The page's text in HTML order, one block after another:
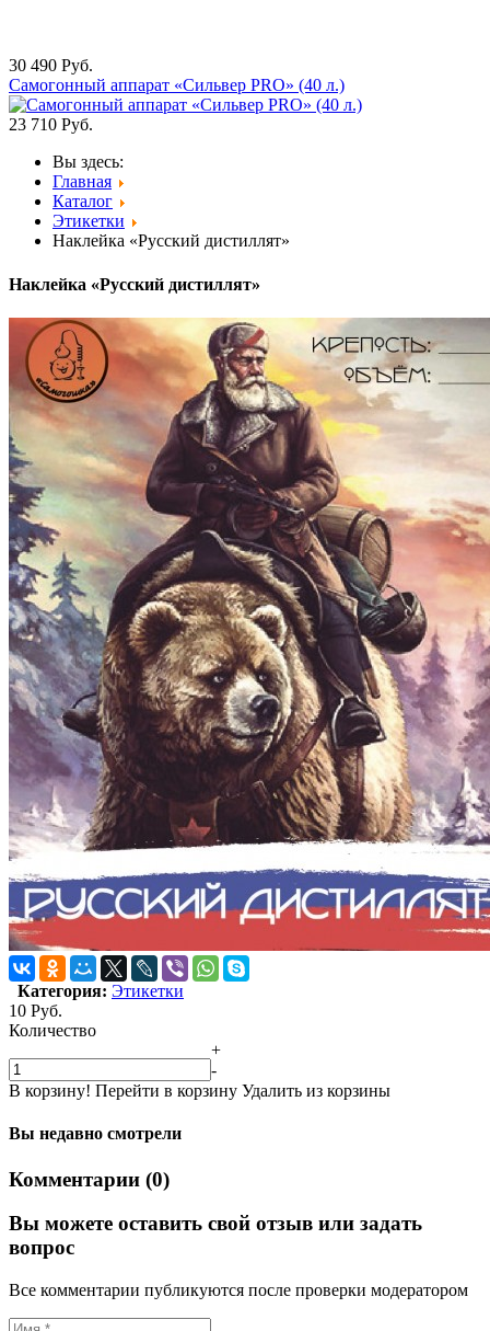
30 490 Руб.
Самогонный аппарат «Сильвер PRO» (40 л.)
23 710 Руб.
Вы здесь:
Главная
Каталог
Этикетки
Наклейка «Русский дистиллят»
Наклейка «Русский дистиллят»
Категория: Этикетки
10 Руб.
Количество
+
-
В корзину! Перейти в корзину Удалить из корзины
Вы недавно смотрели
Комментарии (0)
Вы можете оставить свой отзыв или задать
вопрос
Все комментарии публикуются после проверки модератором